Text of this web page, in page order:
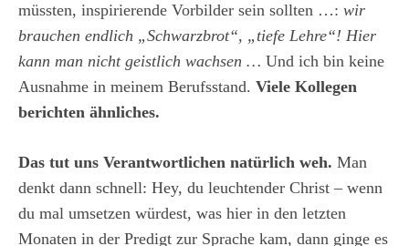
müssten, inspirierende Vorbilder sein sollten …: wir
brauchen endlich „Schwarzbrot“, „tiefe Lehre“! Hier
kann man nicht geistlich wachsen … Und ich bin keine
Ausnahme in meinem Berufsstand. Viele Kollegen
berichten ähnliches.
Das tut uns Verantwortlichen natürlich weh. Man
denkt dann schnell: Hey, du leuchtender Christ – wenn
du mal umsetzen würdest, was hier in den letzten
Monaten in der Predigt zur Sprache kam, dann ginge es